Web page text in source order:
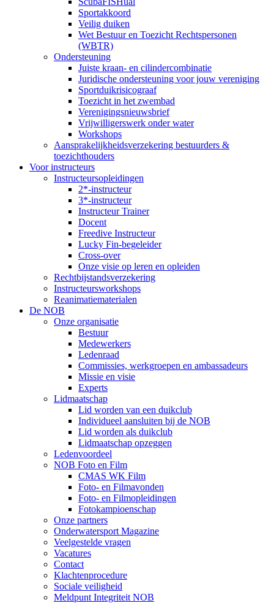
Sportakkoord
Veilig duiken
Wet Bestuur en Toezicht Rechtspersonen
(WBTR)
Ondersteuning
Juiste kraan- en cilindercombinatie
Juridische ondersteuning voor jouw vereniging
Sportduikrisicograaf
Toezicht in het zwembad
Verenigingsnieuwsbrief
Vrijwilligerswerk onder water
Workshops
Aansprakelijkheidsverzekering bestuurders &
toezichthouders
Voor instructeurs
Instructeursopleidingen
2*-instructeur
3*-instructeur
Instructeur Trainer
Docent
Freedive Instructeur
Lucky Fin-begeleider
Cross-over
Onze visie op leren en opleiden
Rechtbijstandsverzekering
Instructeursworkshops
Reanimatiematerialen
De NOB
Onze organisatie
Bestuur
Medewerkers
Ledenraad
Commissies, werkgroepen en ambassadeurs
Missie en visie
Experts
Lidmaatschap
Lid worden van een duikclub
Individueel aansluiten bij de NOB
Lid worden als duikclub
Lidmaatschap opzeggen
Ledenvoordeel
NOB Foto en Film
CMAS WK Film
Foto- en Filmavonden
Foto- en Filmopleidingen
Fotokampioenschap
Onze partners
Onderwatersport Magazine
Veelgestelde vragen
Vacatures
Contact
Klachtenprocedure
Sociale veiligheid
Meldpunt Integriteit NOB